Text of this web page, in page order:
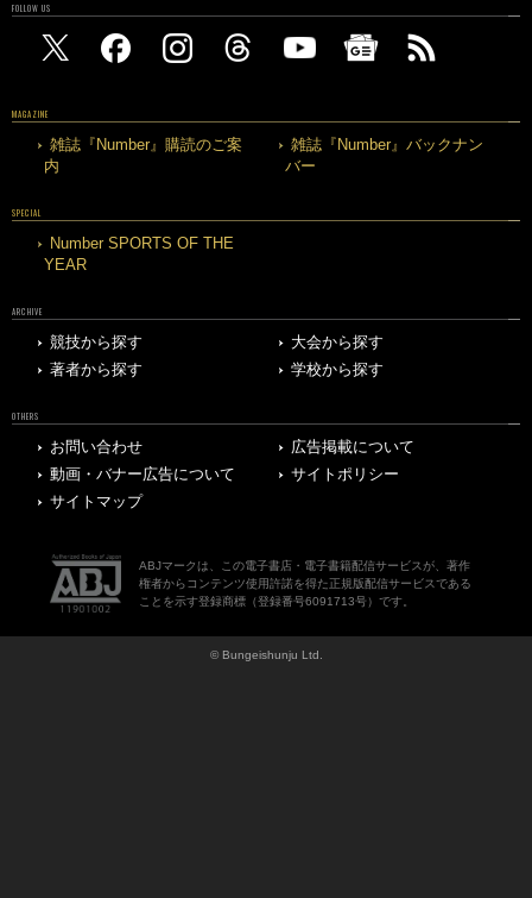
FOLLOW US
MAGAZINE
雑誌『Number』購読のご案
内
雑誌『Number』バックナン
バー
SPECIAL
Number SPORTS OF THE
YEAR
ARCHIVE
競技から探す
大会から探す
著者から探す
学校から探す
OTHERS
お問い合わせ
広告掲載について
動画・バナー広告について
サイトポリシー
サイトマップ
ABJマークは、この電子書店・電子書籍配信サービスが、著作
権者からコンテンツ使用許諾を得た正規版配信サービスである
ことを示す登録商標（登録番号6091713号）です。
© Bungeishunju Ltd.